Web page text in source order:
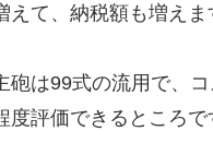
えて、納税額も増えま
砲は99式の流用で、
評価できるところで